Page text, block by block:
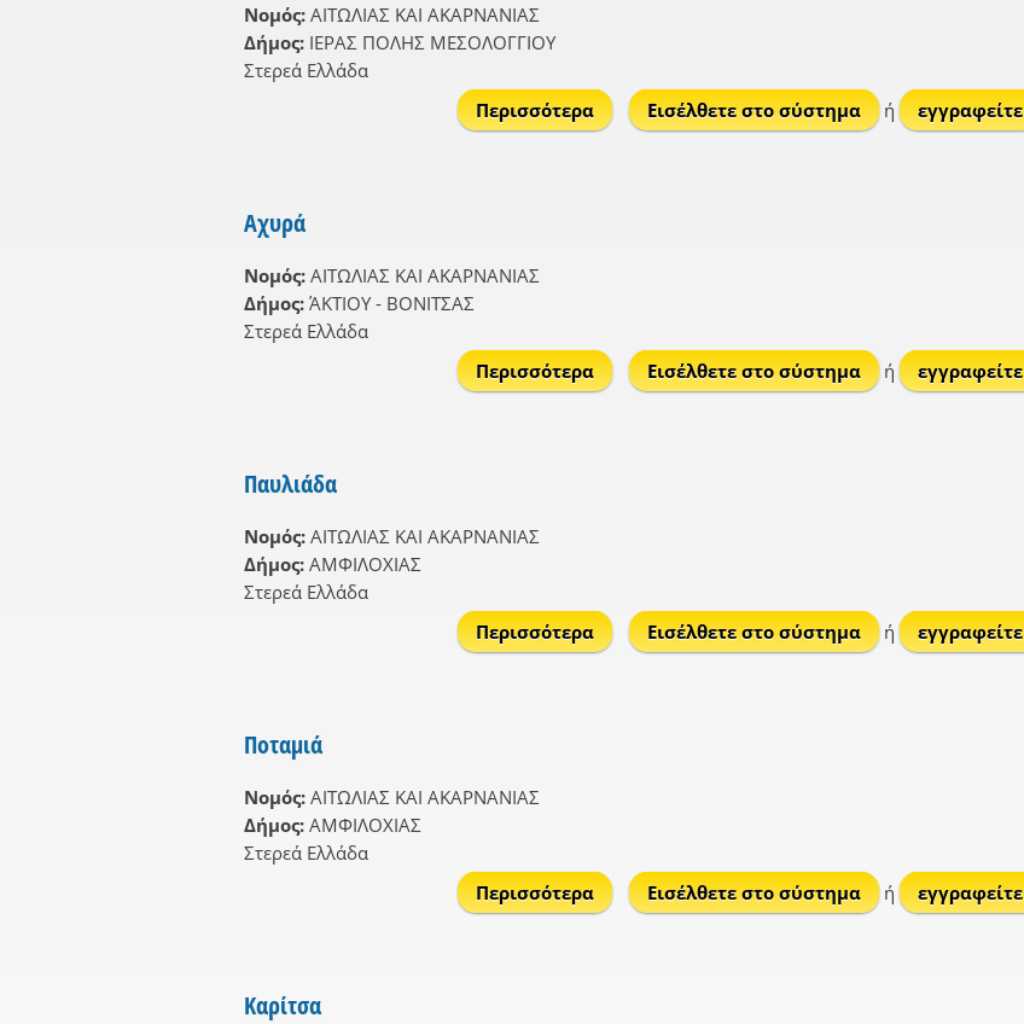
Νομός: ΑΙΤΩΛΙΑΣ ΚΑΙ ΑΚΑΡΝΑΝΙΑΣ
Δήμος: ΙΕΡΑΣ ΠΟΛΗΣ ΜΕΣΟΛΟΓΓΙΟΥ
Στερεά Ελλάδα
Περισσότεραγια Νότιος Δίαυλος
Εισέλθετε στο σύστημα ή εγγραφείτε
Αχυρά
Νομός: ΑΙΤΩΛΙΑΣ ΚΑΙ ΑΚΑΡΝΑΝΙΑΣ
Δήμος: ΆΚΤΙΟΥ - ΒΟΝΙΤΣΑΣ
Στερεά Ελλάδα
Περισσότεραγια ΑχυράΕισέλθετε στο σύστημα ή εγγραφείτε
Παυλιάδα
Νομός: ΑΙΤΩΛΙΑΣ ΚΑΙ ΑΚΑΡΝΑΝΙΑΣ
Δήμος: ΑΜΦΙΛΟΧΙΑΣ
Στερεά Ελλάδα
Περισσότεραγια Παυλιάδα
Εισέλθετε στο σύστημα ή εγγραφείτε
Ποταμιά
Νομός: ΑΙΤΩΛΙΑΣ ΚΑΙ ΑΚΑΡΝΑΝΙΑΣ
Δήμος: ΑΜΦΙΛΟΧΙΑΣ
Στερεά Ελλάδα
Περισσότεραγια Ποταμιά
Εισέλθετε στο σύστημα ή εγγραφείτε
Καρίτσα